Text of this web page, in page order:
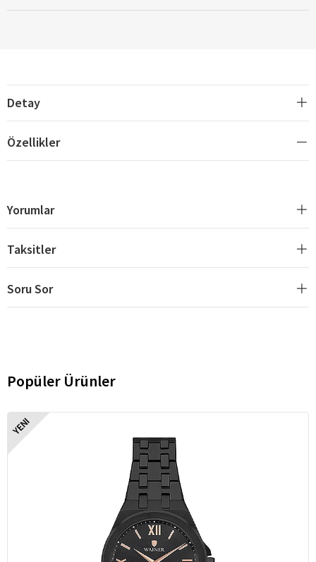
Detay
Özellikler
Yorumlar
Taksitler
Soru Sor
Popüler Ürünler
YENI